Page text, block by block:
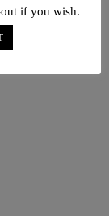
if you wish.